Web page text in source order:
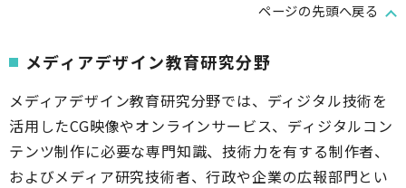
ページの先頭へ戻る
メディアデザイン教育研究分野
メディアデザイン教育研究分野では、ディジタル技術を
活用したCG映像やオンラインサービス、ディジタルコン
テンツ制作に必要な専門知識、技術力を有する制作者、
およびメディア研究技術者、行政や企業の広報部門とい